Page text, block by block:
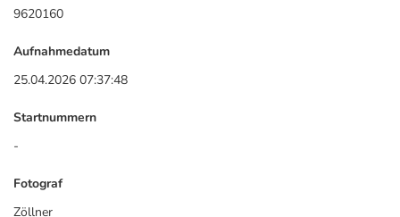
9620160
Aufnahmedatum
25.04.2026 07:37:48
Startnummern
-
Fotograf
Zöllner